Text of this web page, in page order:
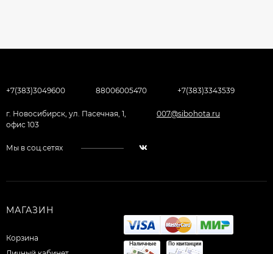
+7(383)3049600 88006005470 +7(383)3343539
г. Новосибирск, ул. Пасечная, 1,
офис 103
007@sibohota.ru
Мы в соц.сетях
МАГАЗИН
Корзина